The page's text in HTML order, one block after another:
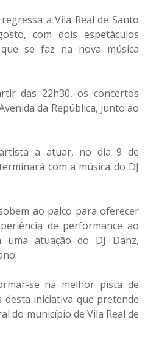
a Vila Real de Santo
com dois espetáculos
se faz na nova música
das 22h30, os concertos
da República, junto ao
a atuar, no dia 9 de
com a música do DJ
ao palco para oferecer
de performance ao
atuação do DJ Danz,
se na melhor pista de
iniciativa que pretende
do município de Vila Real de